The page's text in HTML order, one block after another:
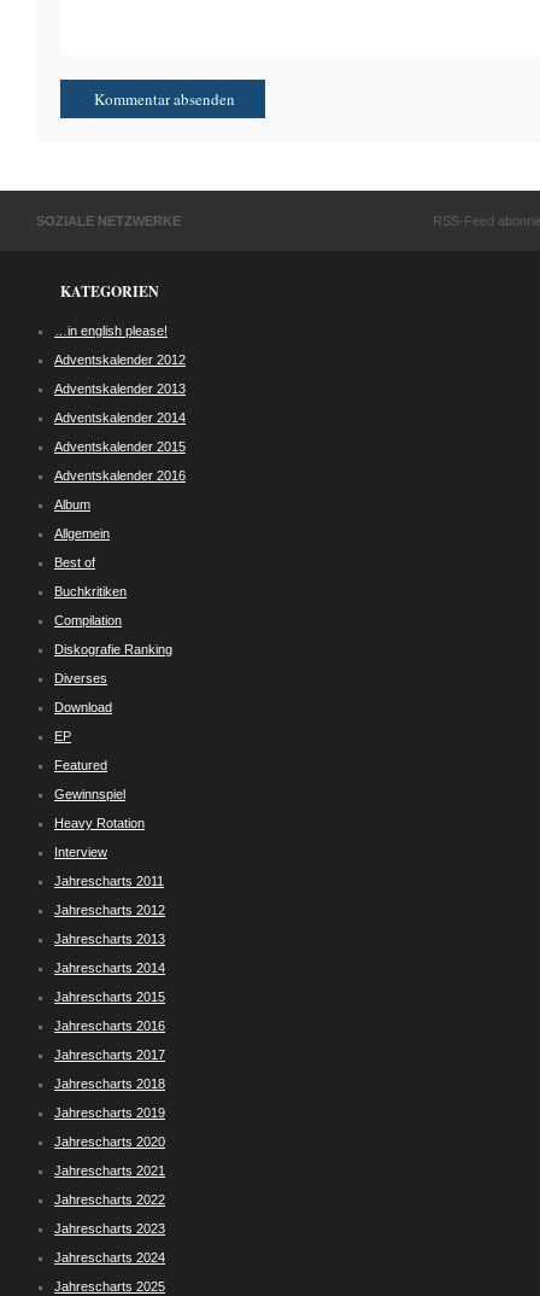
SOZIALE NETZWERKE RSS-Feed
KATEGORIEN
…in english please!
Adventskalender 2012
Adventskalender 2013
Adventskalender 2014
Adventskalender 2015
Adventskalender 2016
Album
Allgemein
Best of
Buchkritiken
Compilation
Diskografie Ranking
Diverses
Download
EP
Featured
Gewinnspiel
Heavy Rotation
Interview
Jahrescharts 2011
Jahrescharts 2012
Jahrescharts 2013
Jahrescharts 2014
Jahrescharts 2015
Jahrescharts 2016
Jahrescharts 2017
Jahrescharts 2018
Jahrescharts 2019
Jahrescharts 2020
Jahrescharts 2021
Jahrescharts 2022
Jahrescharts 2023
Jahrescharts 2024
Jahrescharts 2025